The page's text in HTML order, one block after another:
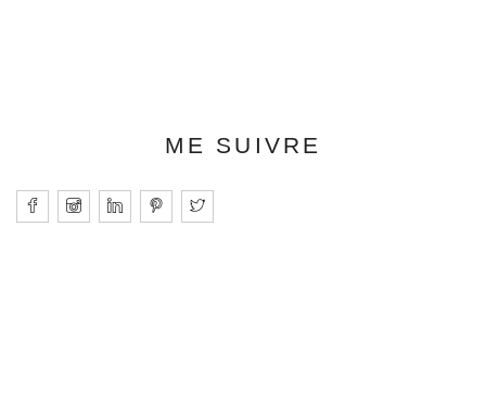
ME SUIVRE